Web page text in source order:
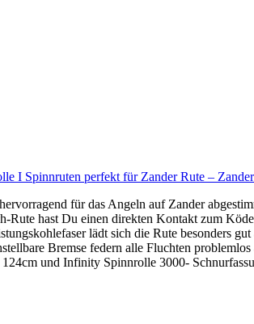
I Spinnruten perfekt für Zander Rute –
für das Angeln auf Zander
hast Du einen direkten Kontakt zum
lädt sich die Rute besonders
Bremse federn alle Fluchten problemlos
und Infinity Spinnrolle 3000-